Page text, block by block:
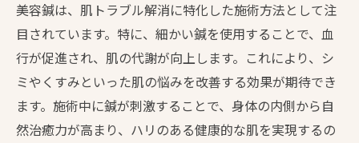
美容鍼は、肌トラブル解消に特化した施術方法として注
目されています。特に、細かい鍼を使用することで、血
行が促進され、肌の代謝が向上します。これにより、シ
ミやくすみといった肌の悩みを改善する効果が期待でき
ます。施術中に鍼が刺激することで、身体の内側から自
然治癒力が高まり、ハリのある健康的な肌を実現するの